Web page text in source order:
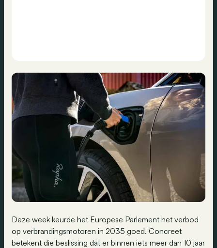
Deze week keurde het Europese Parlement het verbod
op verbrandingsmotoren in 2035 goed. Concreet
betekent die beslissing dat er binnen iets meer dan 10 jaar